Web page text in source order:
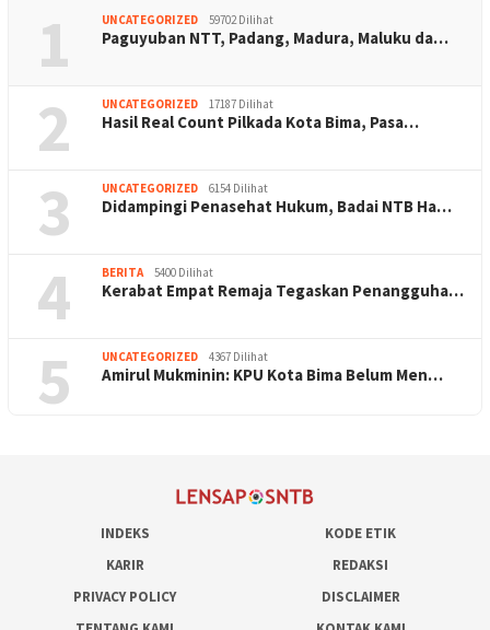
1 UNCATEGORIZED 59702 Dilihat
Paguyuban NTT, Padang, Madura, Maluku da…
2 UNCATEGORIZED 17187 Dilihat
Hasil Real Count Pilkada Kota Bima, Pasa…
3 UNCATEGORIZED 6154 Dilihat
Didampingi Penasehat Hukum, Badai NTB Ha…
4 BERITA 5400 Dilihat
Kerabat Empat Remaja Tegaskan Penangguha…
5 UNCATEGORIZED 4367 Dilihat
Amirul Mukminin: KPU Kota Bima Belum Men…
INDEKS
KODE ETIK
KARIR
REDAKSI
PRIVACY POLICY
DISCLAIMER